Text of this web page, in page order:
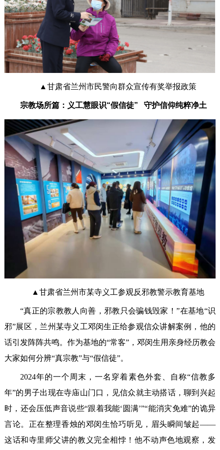
▲甘肃省兰州市民警向群众宣传有奖举报政策
宗教场所篇：义工慧眼识“假信徒” 守护信仰纯粹净土
▲甘肃省兰州市某寺义工参观反邪教警示教育基地
“真正的宗教教人向善，邪教只会骗钱毁家！”在基地“识
邪”展区，兰州某寺义工邓闵生正给参观信众讲解案例，他的
话引发阵阵共鸣。作为基地的“常客”，邓闵生用亲身经历教会
大家如何分辨“真宗教”与“假信徒”。
2024年的一个周末，一名穿着素色外套、自称“信教多
年”的男子出现在寺庙山门口，见信众就主动搭话，聊到兴起
时，还会压低声音说些“跟着我能‘圆满’”“能消灾免难”的诡异
言论。正在整理香烛的邓闵生恰巧听见，眉头瞬间皱起——
这话和寺里师父讲的教义完全相悖！他不动声色地观察，发